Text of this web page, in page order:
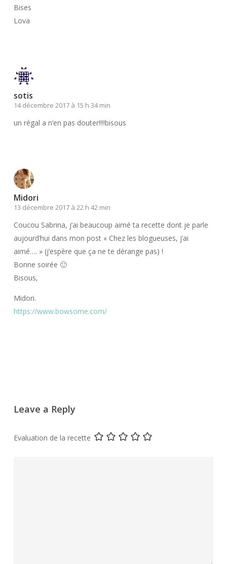
Bises
Lova
sotis
14 décembre 2017 à 15 h 34 min
un régal a n’en pas douter!!!!bisous
Midori
13 décembre 2017 à 22 h 42 min
Coucou Sabrina, j’ai beaucoup aimé ta recette dont je parle
aujourd’hui dans mon post « Chez les blogueuses, j’ai
aimé…. » (j’espère que ça ne te dérange pas) !
Bonne soirée 🙂
Bisous,
Midori.
https://www.bowsome.com/
Leave a Reply
Evaluation de la recette